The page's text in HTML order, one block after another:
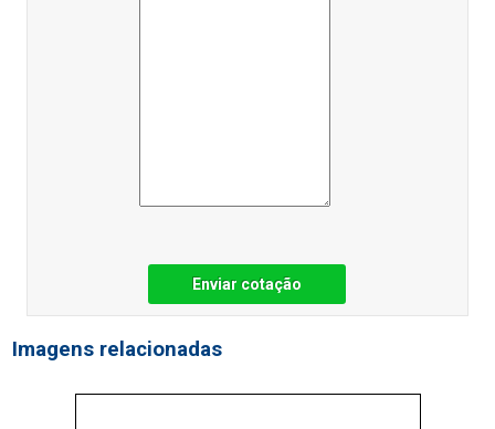
Enviar cotação
Imagens relacionadas